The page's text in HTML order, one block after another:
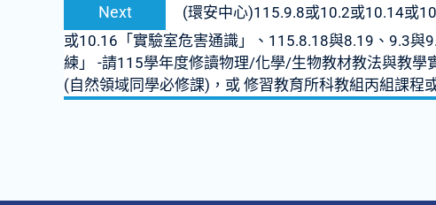
Next
post:
(環安中心)115.9.8或10.2或10.14或
或10.16「實驗室危害通識」、115.8.18與8.19、9.3與
練」 -請115學年度修讀物理/化學/生物教材教法與教
(自然領域同學必修課)，或 修習教育所科教組丙組課程